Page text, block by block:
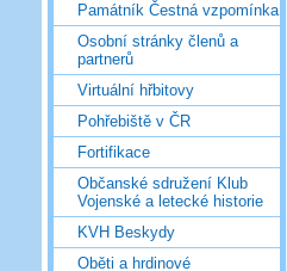
Památník Čestná vzpomínka
Osobní stránky členů a
partnerů
Virtuální hřbitovy
Pohřebiště v ČR
Fortifikace
Občanské sdružení Klub
Vojenské a letecké historie
KVH Beskydy
Oběti a hrdinové